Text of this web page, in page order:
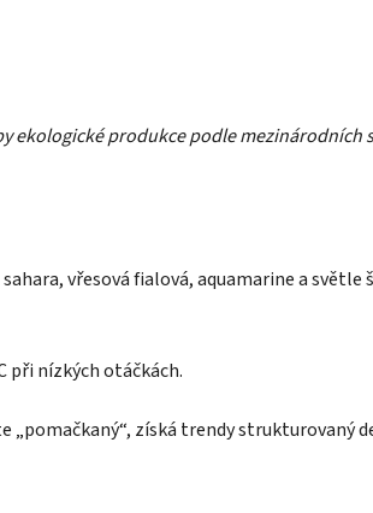
ekologické produkce podle mezinárodních
vřesová fialová, aquamarine a světle
při nízkých otáčkách.
„pomačkaný“, získá trendy strukturovaný